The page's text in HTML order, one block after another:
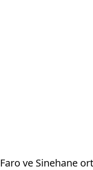
Faro ve Sinehane